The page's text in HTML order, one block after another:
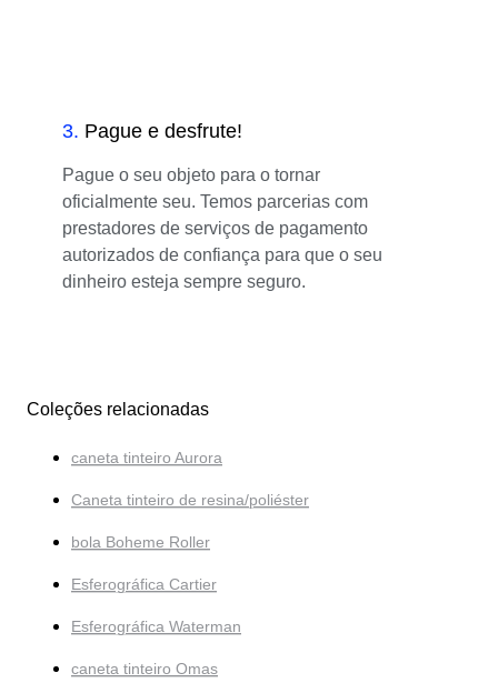
3. Pague e desfrute!
Pague o seu objeto para o tornar
oficialmente seu. Temos parcerias com
prestadores de serviços de pagamento
autorizados de confiança para que o seu
dinheiro esteja sempre seguro.
Coleções relacionadas
caneta tinteiro Aurora
Caneta tinteiro de resina/poliéster
bola Boheme Roller
Esferográfica Cartier
Esferográfica Waterman
caneta tinteiro Omas